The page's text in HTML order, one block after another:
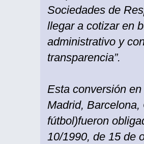
Sociedades de
llegar a cotizar en
administrativo y
transparencia”.
Esta conversión
Madrid,
fútbol)fueron
10/1990, de 15 de